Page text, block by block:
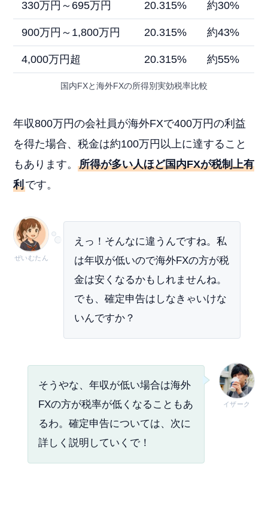
330万円～695万円 20.315% 約30%
900万円～1,800万円 20.315% 約43%
4,000万円超 20.315% 約55%
国内FXと海外FXの所得別実効税率比較
年収800万円の会社員が海外FXで400万円の利益
を得た場合、税金は約100万円以上に達すること
もあります。所得が多い人ほど国内FXが税制上有
利です。
ぜいむたん
えっ！そんなに違うんですね。私
は年収が低いので海外FXの方が税
金は安くなるかもしれませんね。
でも、確定申告はしなきゃいけな
いんですか？
イザーク
そうやな、年収が低い場合は海外
FXの方が税率が低くなることもあ
るわ。確定申告については、次に
詳しく説明していくで！